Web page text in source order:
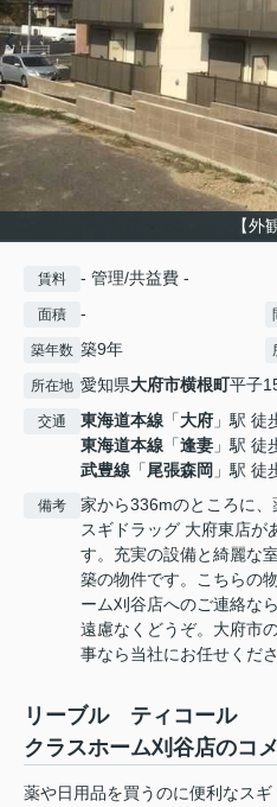
【外
賃料 - 管理/共益費 -
面積 -
築年数 築9年
所在地 愛知県大府市横根町平子
交通 東海道本線 「大府 」駅 徒
東海道本線 「逢妻 」駅 徒
武豊線 「尾張森岡 」駅 徒
備考
家から336mのところに
スギドラッグ 大府東店が
す。充実の設備と綺麗な
築の物件です。こちらの
ーム刈谷店へのご連絡な
遠慮なくどうぞ。大府市
事なら当社にお任せくださ
リーブル ティコール
クラスホーム刈谷店のコ
薬や日用品を買うのに便利なス